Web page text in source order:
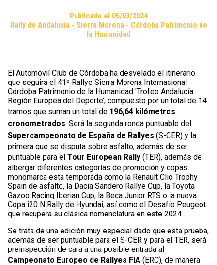
Publicado el 05/03/2024
Rally de Andalucía - Sierra Morena - Córdoba Patrimonio de
la Humanidad
El Automóvil Club de Córdoba ha desvelado el itinerario
que seguirá el 41º Rallye Sierra Morena Internacional
Córdoba Patrimonio de la Humanidad 'Trofeo Andalucía
Región Europea del Deporte’, compuesto por un total de 14
tramos que suman un total de 196,64 kilómetros
cronometrados. Será la segunda ronda puntuable del
Supercampeonato de España de Rallyes (S-CER) y la
primera que se disputa sobre asfalto, además de ser
puntuable para el Tour European Rally (TER), además de
albergar diferentes categorías de promoción y copas
monomarca esta temporada como la Renault Clio Trophy
Spain de asfalto, la Dacia Sandero Rallye Cup, la Toyota
Gazoo Racing Iberian Cup, la Beca Junior RTS o la nueva
Copa i20 N Rally de Hyundai, así como el Desafío Peugeot
que recupera su clásica nomenclatura en este 2024.
Se trata de una edición muy especial dado que esta prueba,
además de ser puntuable para el S-CER y para el TER, será
preinspección de cara a una posible entrada al
Campeonato Europeo de Rallyes FIA (ERC), de manera